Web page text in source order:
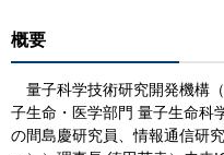
概要
量子科学技術研究開発機構
子生命・医学部門 量子生命科
の間島慶研究員、情報通信研